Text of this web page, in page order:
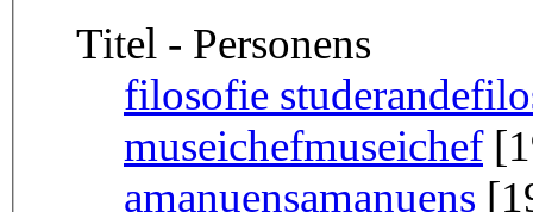
Titel - Personens
filosofie studerande
museichefmuseichef
amanuensamanuens